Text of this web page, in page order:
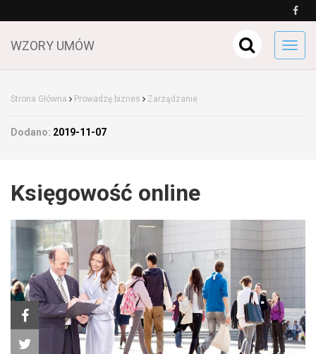
WZORY UMÓW
Strona Główna Prowadzę biznes Zarządzanie
Dodano: 2019-11-07
Księgowość online